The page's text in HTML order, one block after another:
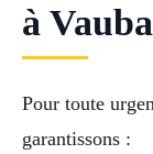
à
Pour toute
garantissons :